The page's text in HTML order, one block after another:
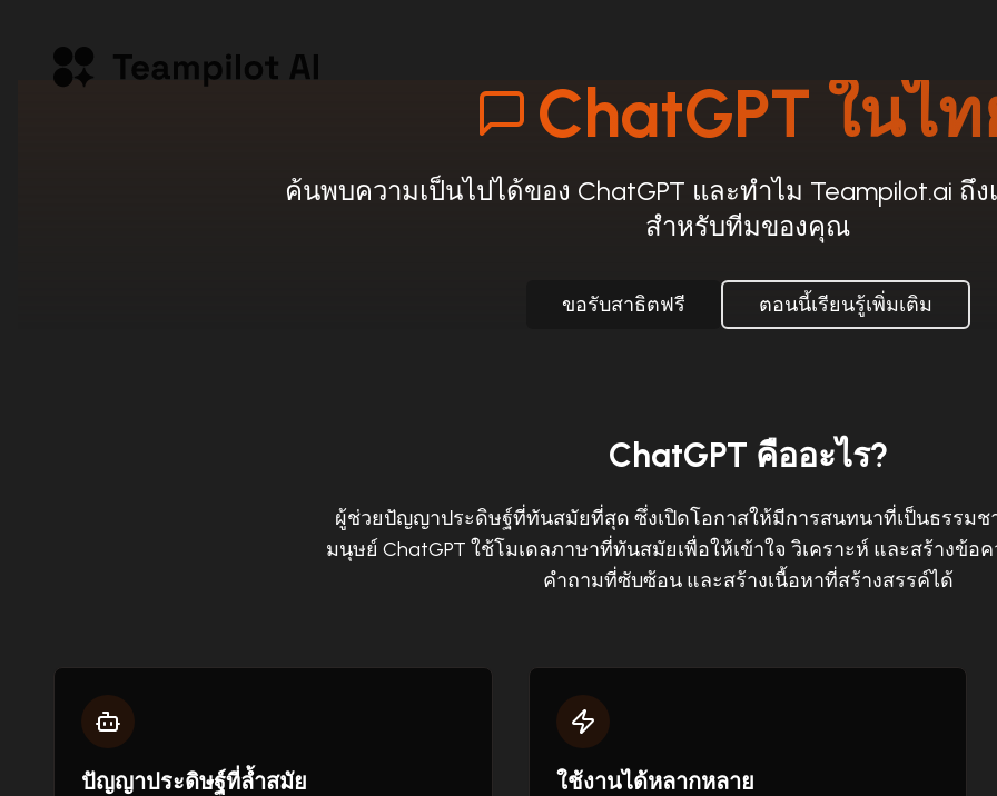
ChatGPT ในไ
ค้นพบความเป็นไปได้ของ ChatGPT และทำไม Teampilot.ai ถึ
สำหรับทีมของคุณ
ขอรับสาธิตฟรี ตอนนี้เรียนรู้เพิ่มเติม
ChatGPT คืออะไร?
ผู้ช่วยปัญญาประดิษฐ์ที่ทันสมัยที่สุด ซึ่งเปิดโอกาสให้มีการสนทนาที่เป็นธรรม
มนุษย์ ChatGPT ใช้โมเดลภาษาที่ทันสมัยเพื่อให้เข้าใจ วิเคราะห์ และสร้างข้อ
คำถามที่ซับซ้อน และสร้างเนื้อหาที่สร้างสรรค์ได้
ปัญญาประดิษฐ์ที่ล้ำสมัย ใช้งานได้หลากหลาย